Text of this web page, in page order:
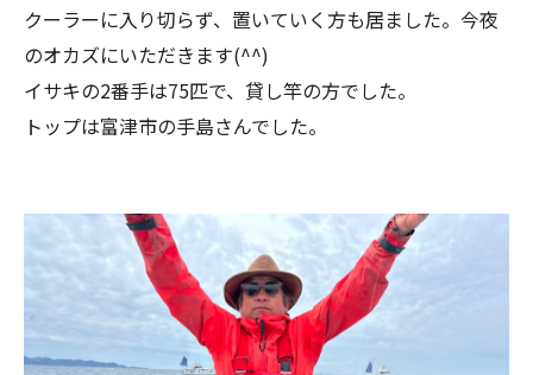
クーラーに入り切らず、置いていく方も居ました。今夜
のオカズにいただきます(^^)
イサキの2番手は75匹で、貸し竿の方でした。
トップは富津市の手島さんでした。